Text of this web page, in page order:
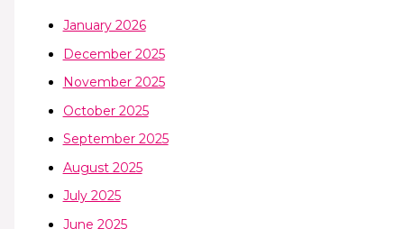
January 2026
December 2025
November 2025
October 2025
September 2025
August 2025
July 2025
June 2025